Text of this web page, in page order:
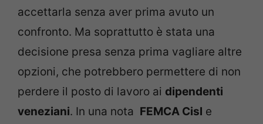
accettarla senza aver prima avuto un
confronto. Ma soprattutto è stata una
decisione presa senza prima vagliare altre
opzioni, che potrebbero permettere di non
perdere il posto di lavoro ai dipendenti
veneziani. In una nota FEMCA Cisl e